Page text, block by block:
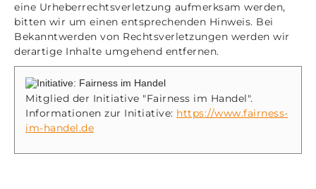
eine Urheberrechtsverletzung aufmerksam werden,
bitten wir um einen entsprechenden Hinweis. Bei
Bekanntwerden von Rechtsverletzungen werden wir
derartige Inhalte umgehend entfernen.
Mitglied der Initiative "Fairness im Handel".
Informationen zur Initiative: https://www.fairness-
im-handel.de